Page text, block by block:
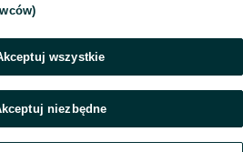
wszystkie
niezbędne